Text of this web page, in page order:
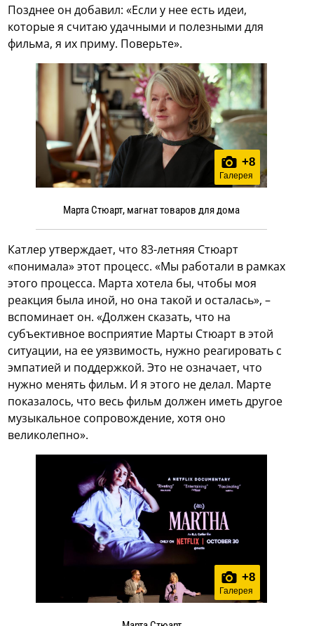
Позднее он добавил: «Если у нее есть идеи,
которые я считаю удачными и полезными для
фильма, я их приму. Поверьте».
+8
Галерея
Марта Стюарт, магнат товаров для дома
Катлер утверждает, что 83-летняя Стюарт
«понимала» этот процесс. «Мы работали в рамках
этого процесса. Марта хотела бы, чтобы моя
реакция была иной, но она такой и осталась», –
вспоминает он. «Должен сказать, что на
субъективное восприятие Марты Стюарт в этой
ситуации, на ее уязвимость, нужно реагировать с
эмпатией и поддержкой. Это не означает, что
нужно менять фильм. И я этого не делал. Марте
показалось, что весь фильм должен иметь другое
музыкальное сопровождение, хотя оно
великолепно».
+8
Галерея